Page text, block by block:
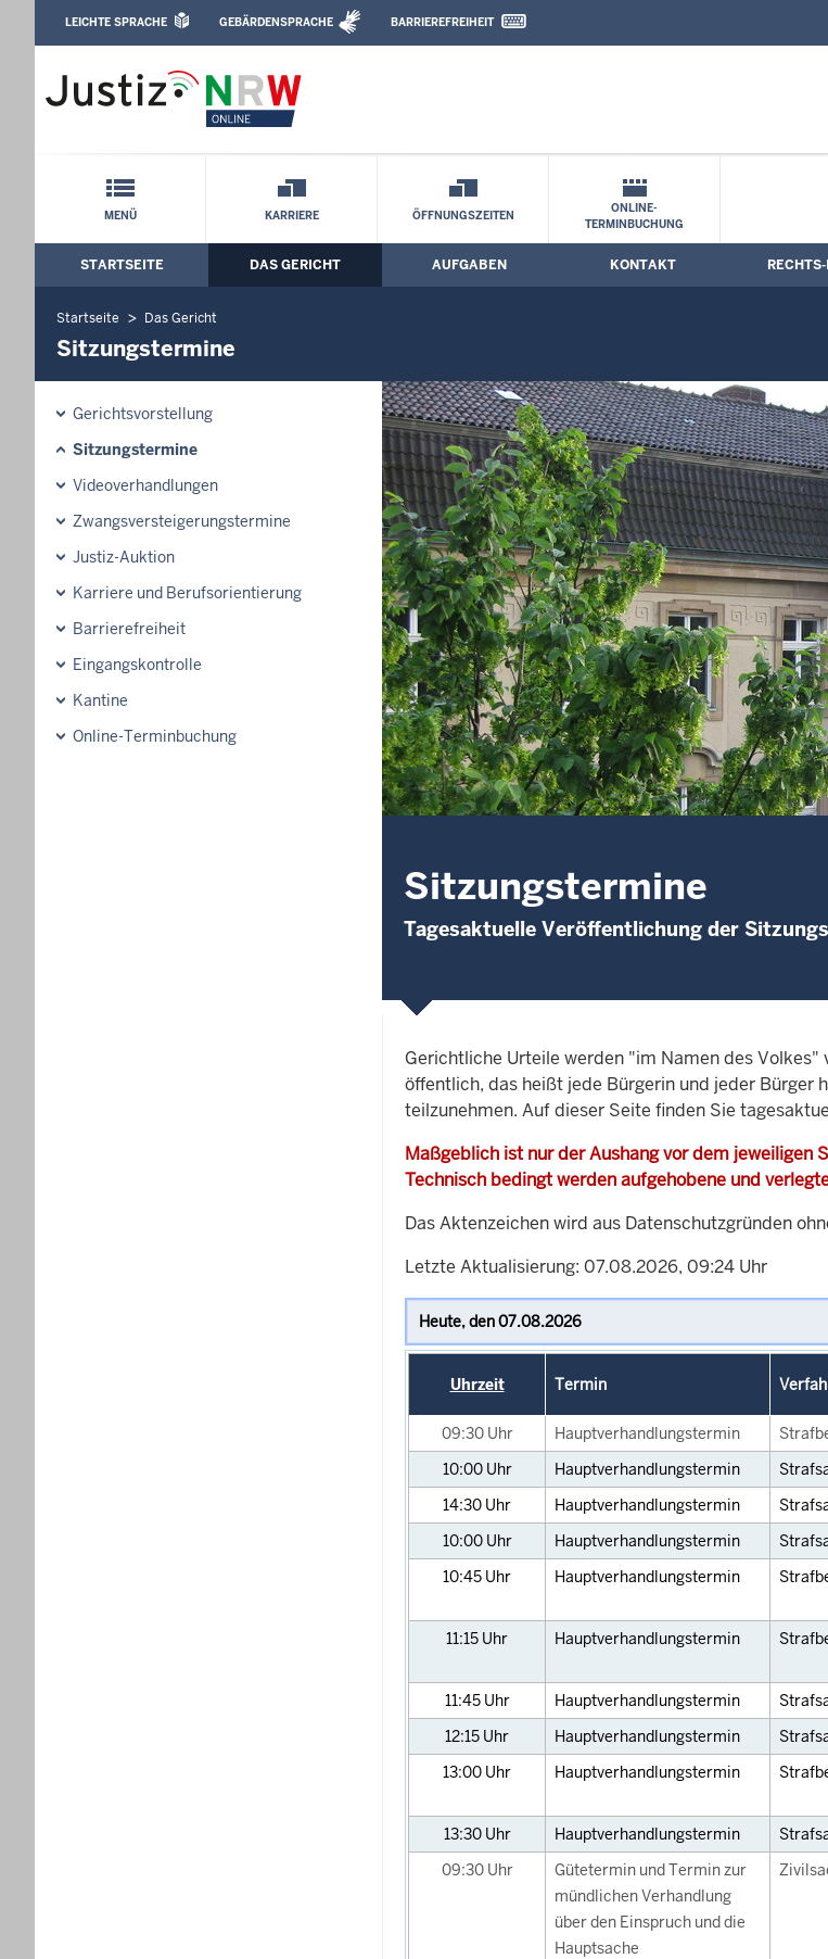
Amtsgericht Recklinghausen: Sitzungstermine
Leichte Sprache, Gebärdensprachenvideo und Kontaktformular
LEICHTE SPRACHE GEBÄRDENSPRACHE BARRIEREFREIHEIT
Schnellnavigation mit Volltext-Suche
MENÜ KARRIERE ÖFFNUNGSZEITEN
ONLINE-
TERMINBUCHUNG
Hauptmenü: Hauptnavigation
STARTSEITE DAS GERICHT AUFGABEN KONTAKT
Startseite Das Gericht
Sitzungstermine
Gerichtsvorstellung
Sitzungstermine
Videoverhandlungen
Zwangsversteigerungstermine
Justiz-Auktion
Karriere und Berufsorientierung
Barrierefreiheit
Eingangskontrolle
Kantine
Online-Terminbuchung
Sitzungstermine
Tagesaktuelle Veröffentlichung der
Gerichtliche Urteile werden "im Namen des
öffentlich, das heißt jede Bürgerin und jeder
teilzunehmen. Auf dieser Seite finden Sie
Maßgeblich ist nur der Aushang vor dem jeweiligen
Technisch bedingt werden aufgehobene und
Das Aktenzeichen wird aus Datenschutzgründen
Letzte Aktualisierung: 07.08.2026, 09:24 Uhr
Uhrzeit Termin
09:30 Uhr Hauptverhandlungstermin
10:00 Uhr Hauptverhandlungstermin
14:30 Uhr Hauptverhandlungstermin
10:00 Uhr Hauptverhandlungstermin
10:45 Uhr Hauptverhandlungstermin
11:15 Uhr Hauptverhandlungstermin
11:45 Uhr Hauptverhandlungstermin
12:15 Uhr Hauptverhandlungstermin
13:00 Uhr Hauptverhandlungstermin
13:30 Uhr Hauptverhandlungstermin
09:30 Uhr
Gütetermin und Termin zur
mündlichen Verhandlung
über den Einspruch und die
Hauptsache